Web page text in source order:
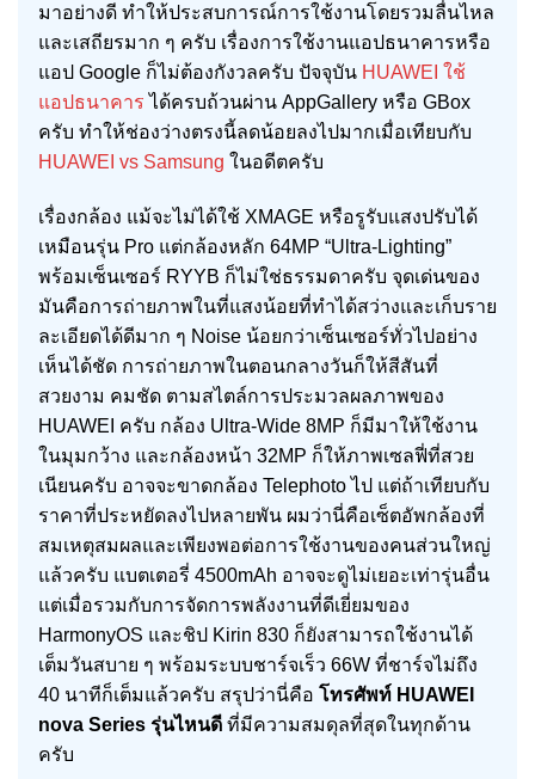
มาอย่างดี ทำให้ประสบการณ์การใช้งานโดยรวมลื่นไหล
และเสถียรมาก ๆ ครับ เรื่องการใช้งานแอปธนาคารหรือ
แอป Google ก็ไม่ต้องกังวลครับ ปัจจุบัน HUAWEI ใช้
แอปธนาคาร ได้ครบถ้วนผ่าน AppGallery หรือ GBox
ครับ ทำให้ช่องว่างตรงนี้ลดน้อยลงไปมากเมื่อเทียบกับ
HUAWEI vs Samsung ในอดีตครับ
เรื่องกล้อง แม้จะไม่ได้ใช้ XMAGE หรือรูรับแสงปรับได้
เหมือนรุ่น Pro แต่กล้องหลัก 64MP “Ultra-Lighting”
พร้อมเซ็นเซอร์ RYYB ก็ไม่ใช่ธรรมดาครับ จุดเด่นของ
มันคือการถ่ายภาพในที่แสงน้อยที่ทำได้สว่างและเก็บราย
ละเอียดได้ดีมาก ๆ Noise น้อยกว่าเซ็นเซอร์ทั่วไปอย่าง
เห็นได้ชัด การถ่ายภาพในตอนกลางวันก็ให้สีสันที่
สวยงาม คมชัด ตามสไตล์การประมวลผลภาพของ
HUAWEI ครับ กล้อง Ultra-Wide 8MP ก็มีมาให้ใช้งาน
ในมุมกว้าง และกล้องหน้า 32MP ก็ให้ภาพเซลฟี่ที่สวย
เนียนครับ อาจจะขาดกล้อง Telephoto ไป แต่ถ้าเทียบกับ
ราคาที่ประหยัดลงไปหลายพัน ผมว่านี่คือเซ็ตอัพกล้องที่
สมเหตุสมผลและเพียงพอต่อการใช้งานของคนส่วนใหญ่
แล้วครับ แบตเตอรี่ 4500mAh อาจจะดูไม่เยอะเท่ารุ่นอื่น
แต่เมื่อรวมกับการจัดการพลังงานที่ดีเยี่ยมของ
HarmonyOS และชิป Kirin 830 ก็ยังสามารถใช้งานได้
เต็มวันสบาย ๆ พร้อมระบบชาร์จเร็ว 66W ที่ชาร์จไม่ถึง
40 นาทีก็เต็มแล้วครับ สรุปว่านี่คือ โทรศัพท์ HUAWEI
nova Series รุ่นไหนดี ที่มีความสมดุลที่สุดในทุกด้าน
ครับ